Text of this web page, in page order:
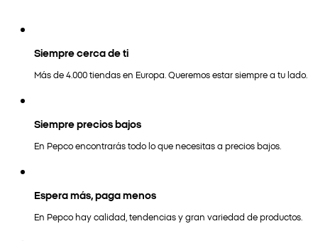
Siempre cerca de ti
Más de 4.000 tiendas en Europa. Queremos estar siempre a tu lado.
Siempre precios bajos
En Pepco encontrarás todo lo que necesitas a precios bajos.
Espera más, paga menos
En Pepco hay calidad, tendencias y gran variedad de productos.